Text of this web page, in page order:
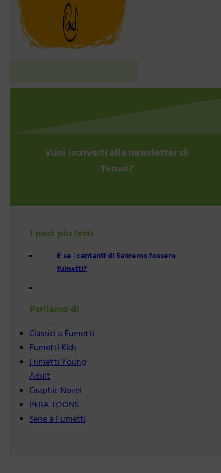
Vuoi iscriverti alla newsletter di
Tunué?
I post più letti
E se i cantanti di Sanremo fossero
fumetti?
Parliamo di
Classici a Fumetti
Fumetti Kids
Fumetti Young
Adult
Graphic Novel
PERA TOONS
Serie a Fumetti